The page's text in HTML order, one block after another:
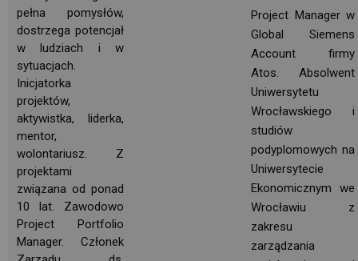
pełna pomysłów,
dostrzega potencjał
w ludziach i w
sytuacjach.
Inicjatorka
projektów,
aktywistka, liderka,
mentor,
wolontariusz. Z
projektami
związana od ponad
10 lat. Zawodowo
Project Portfolio
Manager. Członek
Project Manager w
Global Siemens
Account firmy
Atos. Absolwent
Uniwersytetu
Wrocławskiego i
studiów
podyplomowych na
Uniwersytecie
Ekonomicznym we
Wrocławiu z
zakresu
zarządzania